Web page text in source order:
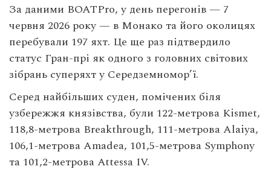
За даними BOATPro, у день перегонів — 7
червня 2026 року — в Монако та його околицях
перебували 197 яхт. Це ще раз підтвердило
статус Гран-прі як одного з головних світових
зібрань суперяхт у Середземномор’ї.
Серед найбільших суден, помічених біля
узбережжя князівства, були 122-метрова Kismet,
118,8-метрова Breakthrough, 111-метрова Alaiya,
106,1-метрова Amadea, 101,5-метрова Symphony
та 101,2-метрова Attessa IV.